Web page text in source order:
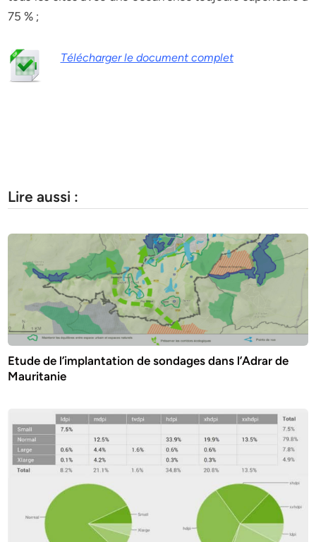
75 % ;
Télécharger le document complet
Lire aussi :
Etude de l’implantation de sondages dans l’Adrar de
Mauritanie